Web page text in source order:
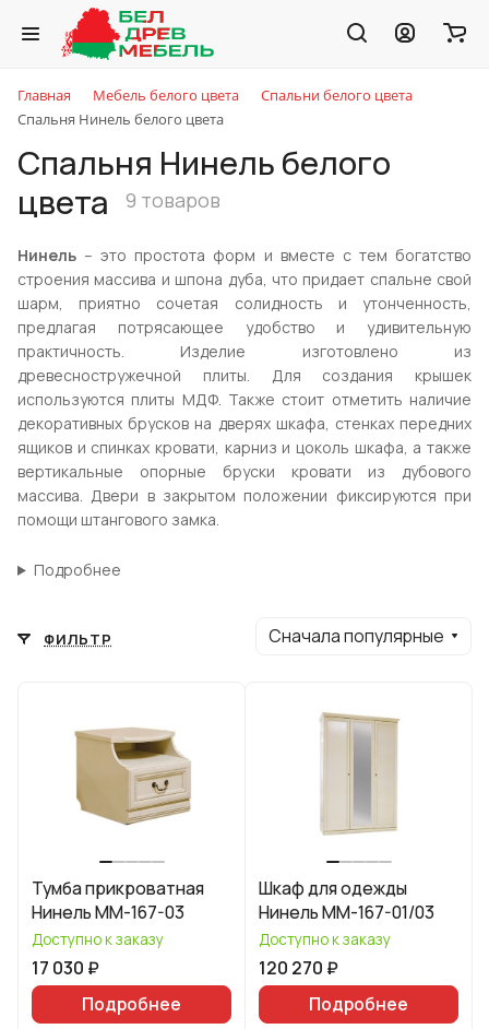
Главная Мебель белого цвета
Спальни белого цвета
Спальня Нинель белого цвета
Спальня Нинель белого
цвета
9 товаров
Нинель – это простота форм и вместе с тем богатство
строения массива и шпона дуба, что придает спальне свой
шарм, приятно сочетая солидность и утонченность,
предлагая потрясающее удобство и удивительную
практичность. Изделие изготовлено из
древесностружечной плиты. Для создания крышек
используются плиты МДФ. Также стоит отметить наличие
декоративных брусков на дверях шкафа, стенках передних
ящиков и спинках кровати, карниз и цоколь шкафа, а также
вертикальные опорные бруски кровати из дубового
массива. Двери в закрытом положении фиксируются при
помощи штангового замка.
Подробнее
ФИЛЬТР Сначала популярные
Тумба прикроватная
Нинель ММ-167-03
Доступно к заказу
17 030 ₽
Подробнее
Шкаф для одежды
Нинель ММ-167-01/03
Доступно к заказу
120 270 ₽
Подробнее